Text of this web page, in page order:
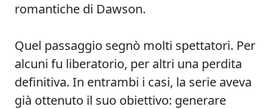
romantiche di Dawson.
Quel passaggio segnò molti spettatori. Per
alcuni fu liberatorio, per altri una perdita
definitiva. In entrambi i casi, la serie aveva
già ottenuto il suo obiettivo: generare